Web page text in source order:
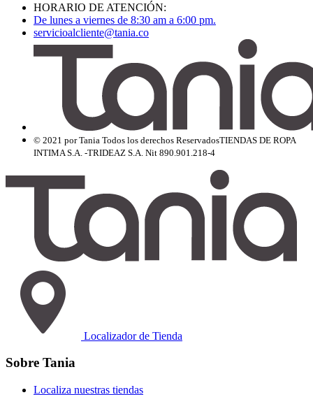
HORARIO DE ATENCIÓN:
De lunes a viernes de 8:30 am a 6:00 pm.
servicioalcliente@tania.co
© 2021 por Tania Todos los derechos ReservadosTIENDAS DE ROPA
INTIMA S.A. -TRIDEAZ S.A. Nit 890.901.218-4
Localizador de Tienda
Sobre Tania
Localiza nuestras tiendas